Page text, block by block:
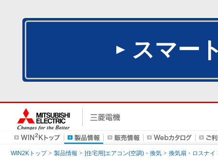
スマー
WIN2Kトップ 製品情報 [住宅用]エアコン(空調)・換気 換気扇・ロスナイ